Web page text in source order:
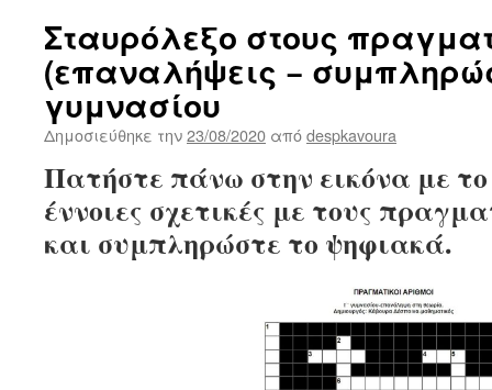
Σταυρόλεξο στους
(επαναλήψεις −
γυμνασίου
Δημοσιεύθηκε την23/08/2020 απόdespkavoura
Πατήστε πάνω στην εικόνα με
έννοιες σχετικές με τους
και συμπληρώστε το ψηφιακά.